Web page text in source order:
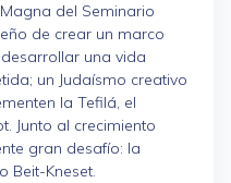
del Seminario
de crear un marco
una vida
un Judaísmo creativo
la Tefilá, el
Junto al crecimiento
gran desafío: la
Beit-Kneset.